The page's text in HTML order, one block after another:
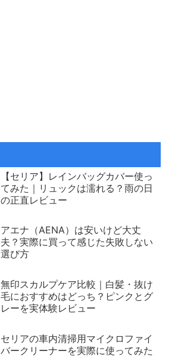
【セリア】レインバッグカバー使っ
てみた｜リュックは濡れる？雨の日
の正直レビュー
アエナ（AENA）は安いけど大丈
夫？実際に買って感じた失敗しない
選び方
無印スカルプケア比較｜白髪・抜け
毛におすすめはどっち？ピンクとグ
レーを実体験レビュー
セリアの車内清掃用マイクロファイ
バークリーナーを実際に使ってみた